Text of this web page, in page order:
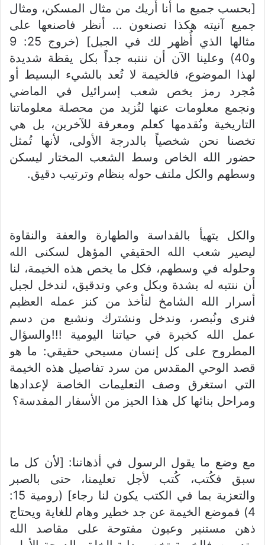
[بحسب جميع ما أنا أُريك من مثال المسكن، ومثال
جميع آنيته هكذا تصنعون … أنظر فاصنعها على
مثالها الذي أُظهر لك في الجبل] (خروج 25: 9
و40) وعلينا الآن أن ننتبه جداً بكل يقظة شديدة
لهذا الموضوع، فالخيمة لا تُعد بالشيء البسيط أو
مُجرد رمز يخص شعب إسرائيل في الماضي
ونجمع معلومات عنها لنُزيد من محصلة معلوماتنا
التاريخية ونُقدمها كعلم ومعرفة للآخرين، بل هي
تخصنا نحن شخصياً بالدرجة الأولى، لأنها تُمثل
حضور الله الخاص وسط الشعب المختار ليسكن
وسطهم والكل ملتف حوله بنظام وترتيب دقيق.
والكل يتهيأ بالقداسة والطهارة والعفة والنقاوة
ليصير شعب الله الحقيقي المؤهل لسكنى الله
وحلوله في وسطهم، فكل ما يخص هذه الخيمة، لنا
أن ننتبه له بشدة وبكل وعي وتدقيق، لندخل لجبل
أسرار الله الشامخ لنأخذ من كنز عمله العظيم
فنرى ونُبصر، وندخل ونشترك ونشبع من دسم
عمل الله كخبرة في حياتنا اليومية !!!والسؤال
المطروح على كل إنسان مسيحي حقيقي: ما هو
قصد الوحي المقدس من سرد تفاصيل هذه الخيمة
التي استغرق وصف التعليمات الخاصة لإعدادها
ومراحل بنائها كل هذا الحيز من الأسفار المقدسة؟
مع وضع ما يقول الرسول في أذهاننا: [لأن كل ما
سبق فكُتب، كُتب لأجل تعليمنا، حتى بالصبر
والتعزية بما في الكتب يكون لنا رجاء] (رومية 15:
4) فموضع الخيمة عن جد خطير وهام للغاية ويحتاج
ذهن مستنير وعيون مفتوحة على مقاصد الله